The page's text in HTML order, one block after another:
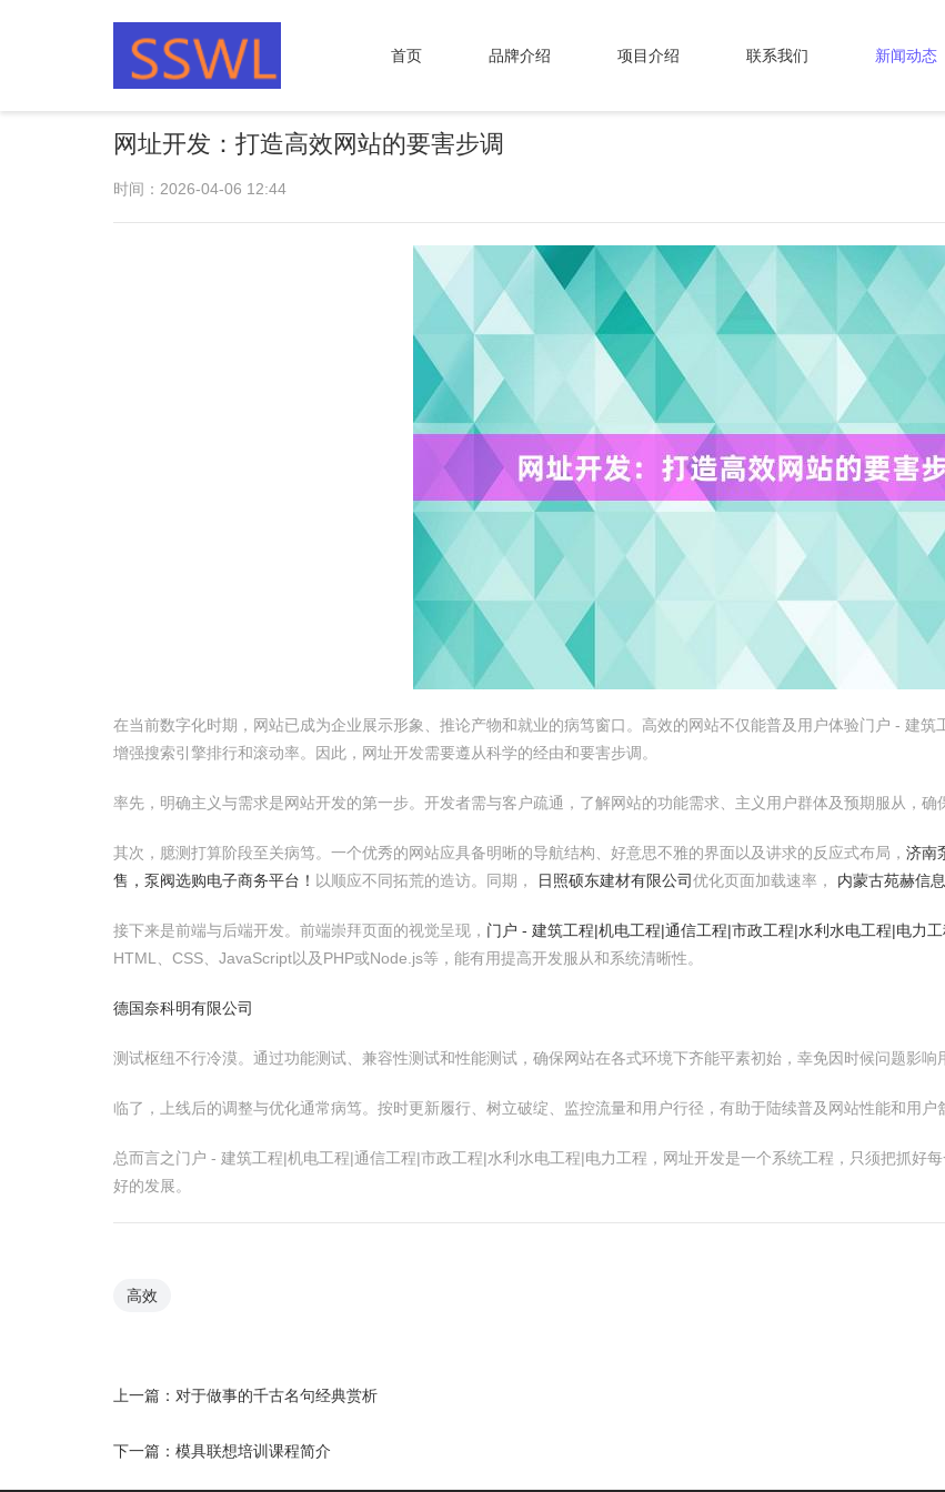
首页 品牌介绍 项目介绍 联系我们 新闻动态
网址开发：打造高效网站的要害步调
时间：2026-04-06 12:44
在当前数字化时期，网站已成为企业展示形象、推论产物和就业的病笃窗口。高效的网站不仅能普及用户体验门户 - 建
增强搜索引擎排行和滚动率。因此，网址开发需要遵从科学的经由和要害步调。
率先，明确主义与需求是网站开发的第一步。开发者需与客户疏通，了解网站的功能需求、主义用户群体及预期服从，确
其次，臆测打算阶段至关病笃。一个优秀的网站应具备明晰的导航结构、好意思不雅的界面以及讲求的反应式布局， 济南
售，泵阀选购电子商务平台！ 以顺应不同拓荒的造访。同期， 日照硕东建材有限公司优化页面加载速率， 内蒙古苑赫信
接下来是前端与后端开发。前端崇拜页面的视觉呈现， 门户 - 建筑工程|机电工程|通信工程|市政工程|水利水电工程|电力工
HTML、CSS、JavaScript以及PHP或Node.js等，能有用提高开发服从和系统清晰性。
德国奈科明有限公司
测试枢纽不行冷漠。通过功能测试、兼容性测试和性能测试，确保网站在各式环境下齐能平素初始，幸免因时候问题影响
临了，上线后的调整与优化通常病笃。按时更新履行、树立破绽、监控流量和用户行径，有助于陆续普及网站性能和用户
总而言之门户 - 建筑工程|机电工程|通信工程|市政工程|水利水电工程|电力工程，网址开发是一个系统工程，只须把抓好
好的发展。
高效
上一篇： 对于做事的千古名句经典赏析
下一篇： 模具联想培训课程简介